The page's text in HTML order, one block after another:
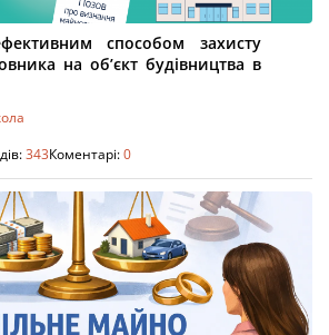
способом захисту
на об’єкт будівництва в
343Коментарі:0